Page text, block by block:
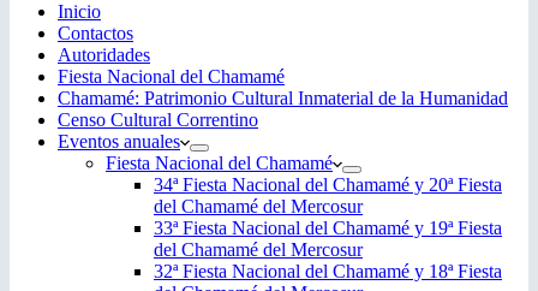
Inicio
Contactos
Autoridades
Fiesta Nacional del Chamamé
Chamamé: Patrimonio Cultural Inmaterial de la Humanidad
Censo Cultural Correntino
Eventos anuales
Fiesta Nacional del Chamamé
34ª Fiesta Nacional del Chamamé y 20ª Fiesta
del Chamamé del Mercosur
33ª Fiesta Nacional del Chamamé y 19ª Fiesta
del Chamamé del Mercosur
32ª Fiesta Nacional del Chamamé y 18ª Fiesta